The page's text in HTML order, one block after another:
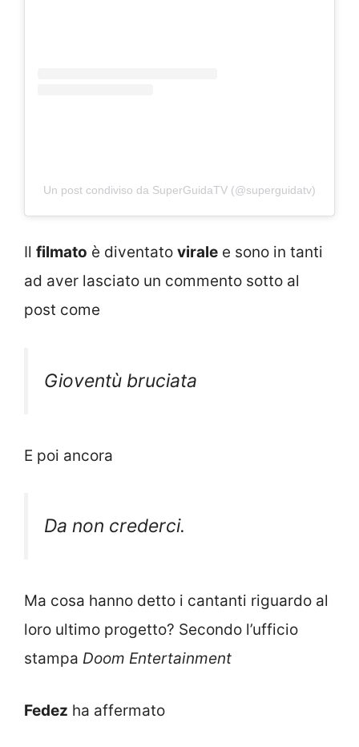
Un post condiviso da SuperGuidaTV (@superguidatv)
Il filmato è diventato virale e sono in tanti
ad aver lasciato un commento sotto al
post come
Gioventù bruciata
E poi ancora
Da non crederci.
Ma cosa hanno detto i cantanti riguardo al
loro ultimo progetto? Secondo l’ufficio
stampa Doom Entertainment
Fedez ha affermato